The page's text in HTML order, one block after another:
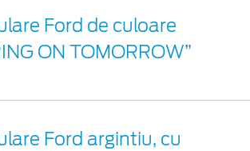
Ford de culoare
ON TOMORROW”
Ford argintiu, cu